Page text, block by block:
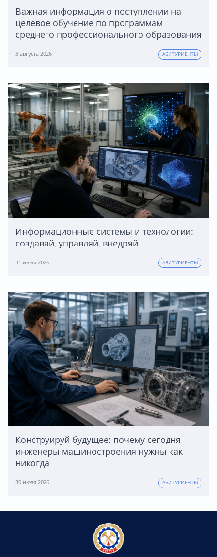
Важная информация о поступлении на
целевое обучение по программам
среднего профессионального образования
3 августа 2026 АБИТУРИЕНТЫ
Информационные системы и технологии:
создавай, управляй, внедряй
31 июля 2026 АБИТУРИЕНТЫ
Конструируй будущее: почему сегодня
инженеры машиностроения нужны как
никогда
30 июля 2026 АБИТУРИЕНТЫ